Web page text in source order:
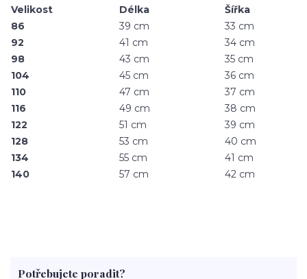
Velikost Délka
Šířka
86
39 cm
33 cm
92
41 cm
34 cm
98
43 cm
35 cm
104
45 cm
36 cm
110
47 cm
37 cm
116
49 cm
38 cm
122
51 cm
39 cm
128
53 cm
40 cm
134
55 cm
41 cm
140
57 cm 42 cm
Potřebujete poradit?